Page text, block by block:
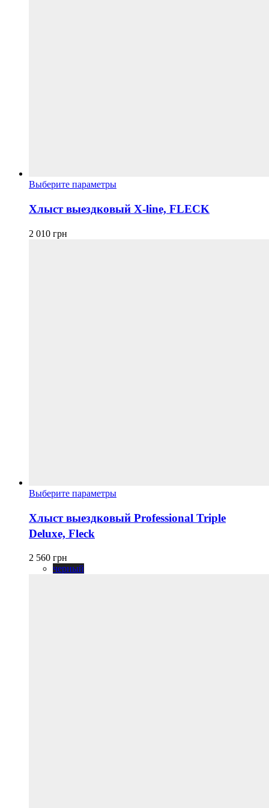
Выберите параметрыЭтот
имеет
несколько
Хлыст выездковый X-line, FLECK
2 010 грн
Выберите параметрыЭтот
имеет
несколько
Хлыст выездковый Professional Triple
Deluxe, Fleck
2 560 грн
черный